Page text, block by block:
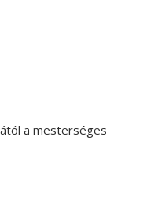
a mesterséges